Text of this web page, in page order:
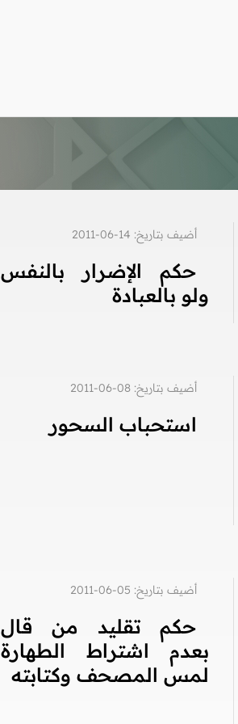
أضيف بتاريخ: 14-06-2011
حكم الإضرار بالنفس
ولو بالعبادة
أضيف بتاريخ: 08-06-2011
استحباب السحور
أضيف بتاريخ: 05-06-2011
حكم تقليد من قال
بعدم اشتراط الطهارة
لمس المصحف وكتابته